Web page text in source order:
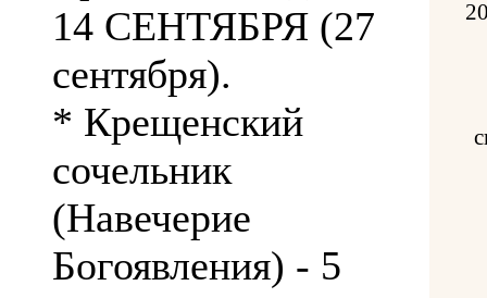
14 СЕНТЯБРЯ (27
сентября).
* Крещенский
сочельник
(Навечерие
Богоявления) - 5